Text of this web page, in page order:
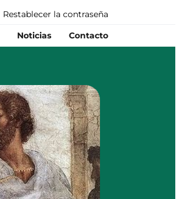
Restablecer la contraseña
Noticias Contacto